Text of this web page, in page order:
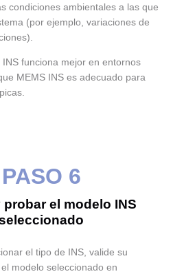
condiciones ambientales a las que
(por ejemplo, variaciones de
INS funciona mejor en entornos
MEMS INS es adecuado para
PASO 6
probar el modelo INS
el tipo de INS, valide su
modelo seleccionado en